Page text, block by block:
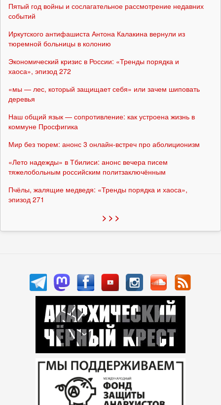
Пятый год войны и сослагательное рассмотрение недавних
событий
Иркутского антифашиста Антона Калакина вернули из
тюремной больницы в колонию
Экономический кризис в России: «Тренды порядка и
хаоса», эпизод 272
«мы — лес, который защищает себя» или зачем шиповать
деревья
Наш общий язык — сопротивление: как устроена жизнь в
коммуне Просфигика
Мир без тюрем: анонс 3 онлайн-встреч про аболиционизм
«Лето надежды» в Тбилиси: анонс вечера писем
тяжелобольным российским политзаключённым
Пчёлы, жалящие медведя: «Тренды порядка и хаоса»,
эпизод 271
> > >